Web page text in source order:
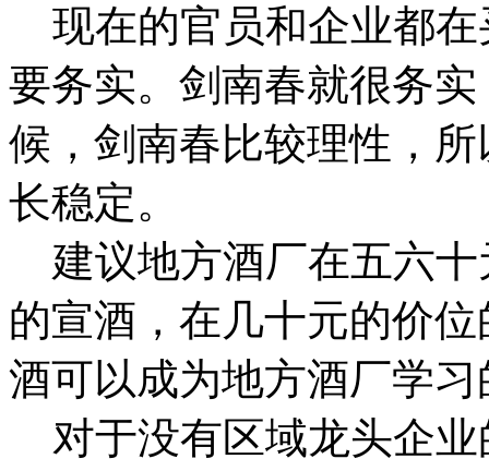
现在的官员和企业都在
要务实。剑南春就很务
候，剑南春比较理性，
长稳定。
建议地方酒厂在五六十
的宣酒，在几十元的价
酒可以成为地方酒厂学
对于没有区域龙头企业